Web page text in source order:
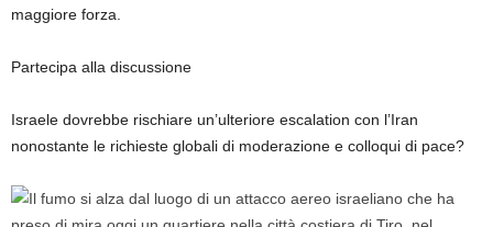
maggiore forza.
Partecipa alla discussione
Israele dovrebbe rischiare un’ulteriore escalation con l’Iran
nonostante le richieste globali di moderazione e colloqui di pace?